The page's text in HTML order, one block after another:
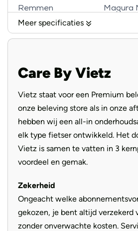
Remmen Magura
Banden
Handvatten Ergon
Zadel
Selle
Aandrijving Riem
Meer specificaties
Care By Vietz
Vietz staat voor een Premium
onze beleving store als in onze
hebben wij een all-in
elk type fietser ontwikkeld. Het
Vietz is samen te vatten in 3
voordeel en gemak.
Zekerheid
Ongeacht welke
gekozen, je bent altijd verzekerd
zonder onverwachte kosten.